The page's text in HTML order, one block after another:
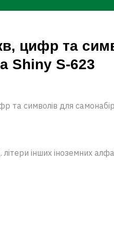
цифр та
Shiny S-623
та символів для
інших іноземних